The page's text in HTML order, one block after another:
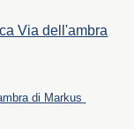
di Markus